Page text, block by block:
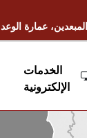
عمارة الوعد
الخدمات
الإلكترونية